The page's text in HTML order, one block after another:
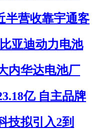
半营收靠宇通客
亚迪动力电池
内华达电池厂
亿 自主品牌
技拟引入2到